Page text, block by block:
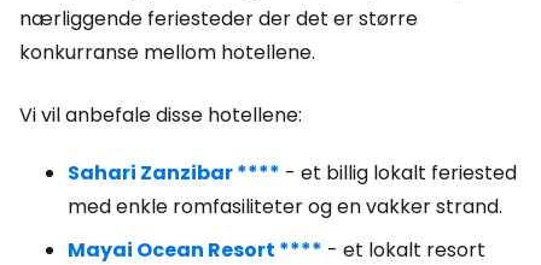
nærliggende feriesteder der det er større
konkurranse mellom hotellene.
Vi vil anbefale disse hotellene:
Sahari Zanzibar **** - et billig lokalt feriested
med enkle romfasiliteter og en vakker strand.
Mayai Ocean Resort **** - et lokalt resort